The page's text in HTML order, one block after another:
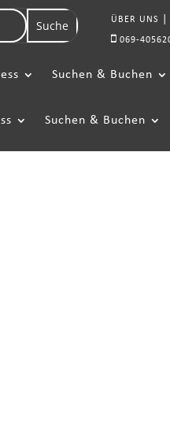
ÜBER UNS
069-
Suchen & Buchen
Suchen & Buchen